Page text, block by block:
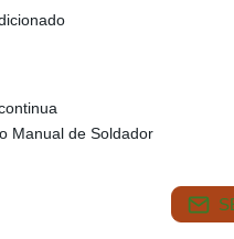
Manual de Soldador